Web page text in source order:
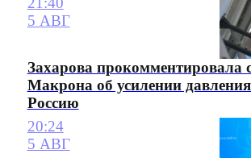
5 АВГ
Захарова прокомментировала
Макрона об усилении
Россию
20:24
5 АВГ